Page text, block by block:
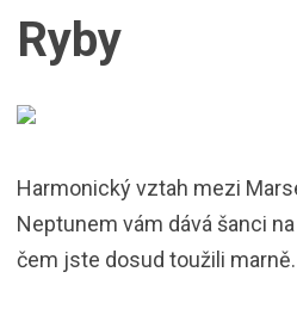
Ryby
Harmonický vztah mezi
Neptunem vám dává šanci
čem jste dosud toužili